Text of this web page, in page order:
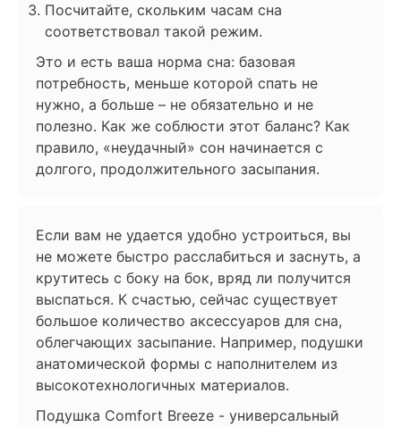
Посчитайте, скольким часам сна
соответствовал такой режим.
Это и есть ваша норма сна: базовая
потребность, меньше которой спать не
нужно, а больше – не обязательно и не
полезно. Как же соблюсти этот баланс? Как
правило, «неудачный» сон начинается с
долгого, продолжительного засыпания.
Если вам не удается удобно устроиться, вы
не можете быстро расслабиться и заснуть, а
крутитесь с боку на бок, вряд ли получится
выспаться. К счастью, сейчас существует
большое количество аксессуаров для сна,
облегчающих засыпание. Например, подушки
анатомической формы с наполнителем из
высокотехнологичных материалов.
Подушка Comfort Breeze - универсальный